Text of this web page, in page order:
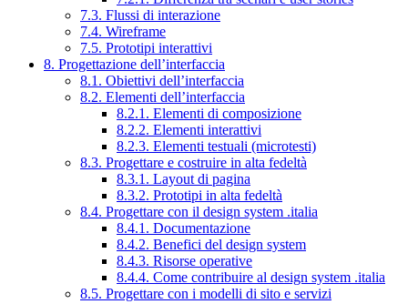
7.3. Flussi di interazione
7.4. Wireframe
7.5. Prototipi interattivi
8. Progettazione dell’interfaccia
8.1. Obiettivi dell’interfaccia
8.2. Elementi dell’interfaccia
8.2.1. Elementi di composizione
8.2.2. Elementi interattivi
8.2.3. Elementi testuali (microtesti)
8.3. Progettare e costruire in alta fedeltà
8.3.1. Layout di pagina
8.3.2. Prototipi in alta fedeltà
8.4. Progettare con il design system .italia
8.4.1. Documentazione
8.4.2. Benefici del design system
8.4.3. Risorse operative
8.4.4. Come contribuire al design system .italia
8.5. Progettare con i modelli di sito e servizi